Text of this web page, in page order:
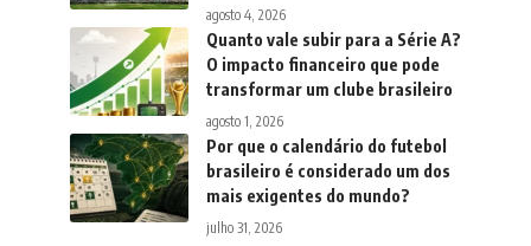
agosto 4, 2026
Quanto vale subir para a Série A?
O impacto financeiro que pode
transformar um clube brasileiro
agosto 1, 2026
Por que o calendário do futebol
brasileiro é considerado um dos
mais exigentes do mundo?
julho 31, 2026